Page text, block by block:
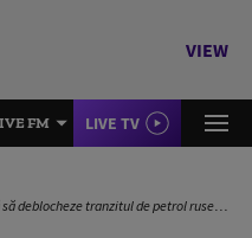
VIEW
FM LIVE TV
de petrol rusesc prin conducta Drujba: Nu e o amenințare la adresa Europei